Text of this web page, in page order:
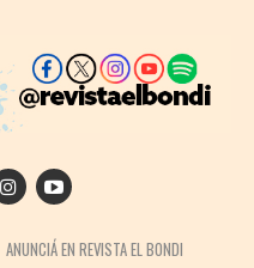
ANUNCIÁ EN REVISTA EL BONDI